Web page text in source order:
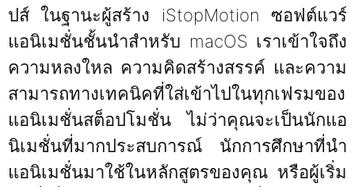
ปส์ ในฐานะผู้สร้าง iStopMotion ซอฟต์แวร์
แอนิเมชั่นชั้นนำสำหรับ macOS เราเข้าใจถึง
ความหลงใหล ความคิดสร้างสรรค์ และความ
สามารถทางเทคนิคที่ใส่เข้าไปในทุกเฟรมของ
แอนิเมชั่นสต็อปโมชั่น ไม่ว่าคุณจะเป็นนักแอ
นิเมชั่นที่มากประสบการณ์ นักการศึกษาที่นำ
แอนิเมชั่นมาใช้ในหลักสูตรของคุณ หรือผู้เริ่ม